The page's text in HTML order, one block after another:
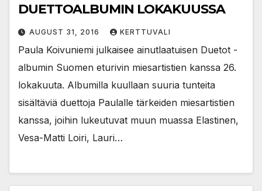
DUETTOALBUMIN LOKAKUUSSA
AUGUST 31, 2016 KERTTUVALI
Paula Koivuniemi julkaisee ainutlaatuisen Duetot -
albumin Suomen eturivin miesartistien kanssa 26.
lokakuuta. Albumilla kuullaan suuria tunteita
sisältäviä duettoja Paulalle tärkeiden miesartistien
kanssa, joihin lukeutuvat muun muassa Elastinen,
Vesa-Matti Loiri, Lauri…